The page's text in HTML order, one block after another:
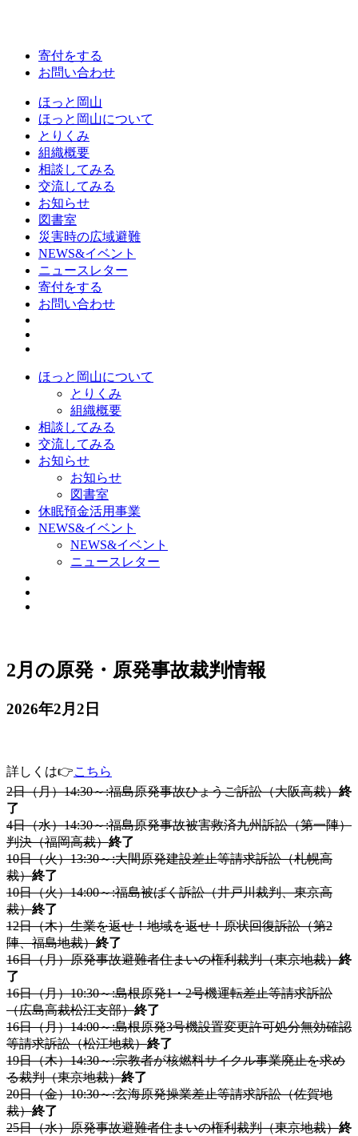
寄付をする
お問い合わせ
ほっと岡山
ほっと岡山について
とりくみ
組織概要
相談してみる
交流してみる
お知らせ
図書室
災害時の広域避難
NEWS&イベント
ニュースレター
寄付をする
お問い合わせ
ほっと岡山について
とりくみ
組織概要
相談してみる
交流してみる
お知らせ
お知らせ
図書室
休眠預金活用事業
NEWS&イベント
NEWS&イベント
ニュースレター
2月の原発・原発事故裁判情報
2026年2月2日
詳しくは👉こちら
2日（月）14:30～:福島原発事故ひょうご訴訟（大阪高裁）終
了
4日（水）14:30～:福島原発事故被害救済九州訴訟（第一陣）
判決（福岡高裁）終了
10日（火）13:30～:大間原発建設差止等請求訴訟（札幌高
裁）終了
10日（火）14:00～:福島被ばく訴訟（井戸川裁判、東京高
裁）終了
12日（木）生業を返せ！地域を返せ！原状回復訴訟（第2
陣、福島地裁）終了
16日（月）原発事故避難者住まいの権利裁判（東京地裁）終
了
16日（月）10:30～:島根原発1・2号機運転差止等請求訴訟
（広島高裁松江支部）終了
16日（月）14:00～:島根原発3号機設置変更許可処分無効確認
等請求訴訟（松江地裁）終了
19日（木）14:30～:宗教者が核燃料サイクル事業廃止を求め
る裁判（東京地裁）終了
20日（金）10:30～:玄海原発操業差止等請求訴訟（佐賀地
裁）終了
25日（水）原発事故避難者住まいの権利裁判（東京地裁）終